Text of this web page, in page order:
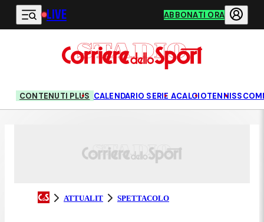
Vai al contenuto principale
LIVE ABBONATI ORA
CONTENUTI PLUS CALENDARIO SERIE ACALCIOTENNIS
ATTUALIT SPETTACOLO